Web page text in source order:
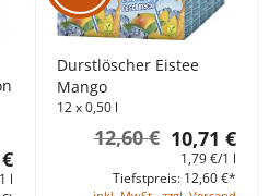
l
Durstlöscher Eistee
Mango
12 x 0,50 l
10,71 €
12,60 €
1,79 €/1 l
Tiefstpreis: 12,60 €*